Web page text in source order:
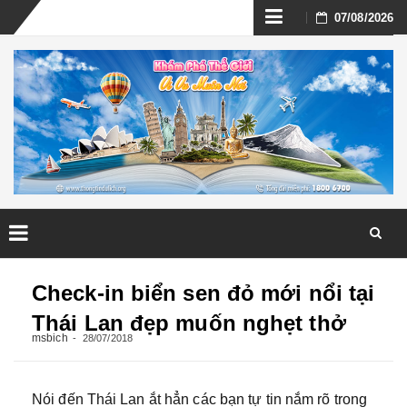
Skip
to
content
07/08/2026
Check-in biển sen đỏ mới nổi tại
Thái Lan đẹp muốn nghẹt thở
msbich 28/07/2018
Nói đến Thái Lan ắt hẳn các bạn tự tin nắm rõ trong